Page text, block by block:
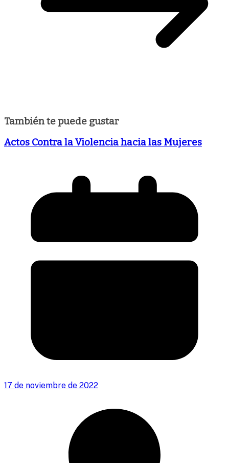
También te puede gustar
Actos Contra la Violencia hacia las Mujeres
17 de noviembre de 2022